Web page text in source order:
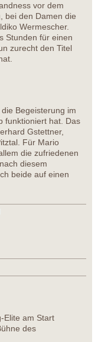
vor dem
bei den Damen die
Wermescher.
Stunden für einen
zurecht den Titel
Begeisterung im
funktioniert hat. Das
Gstettner,
Für Mario
die zufriedenen
diesem
beide auf einen
Elite am Start
des